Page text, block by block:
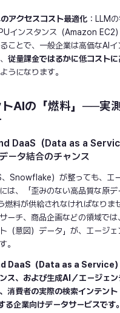
アクセスコスト最適化 ：LLM
インスタンス（Amazon
ことで、一般企業は高価なAI
従量課金ではるかに低コスト
うになります。
AIの「燃料」──実
DaaS（Data as a
ータ結合のチャンス
、Snowflake）が整っても、エ
は、「歪みのない高品質な原
燃料が供給されなければなりま
ーチ、商品企画などの領域で
ト（意図）データ」が、エージ
。
DaaS（Data as a Service）
ス、および生成AI／エージェ
消費者の実際の検索インテン
る企業向けデータサービスです